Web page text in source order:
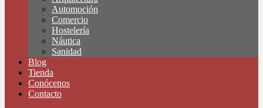
Automoción
Comercio
Hostelería
Náutica
Sanidad
Blog
Tienda
Conócenos
Contacto